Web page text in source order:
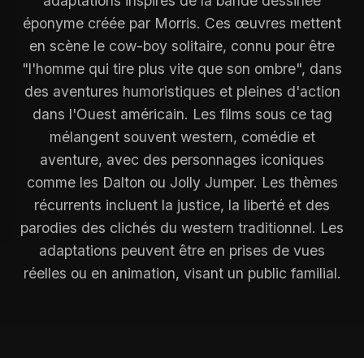
éponyme créée par Morris. Ces œuvres mettent
en scène le cow-boy solitaire, connu pour être
"l'homme qui tire plus vite que son ombre", dans
des aventures humoristiques et pleines d'action
dans l'Ouest américain. Les films sous ce tag
mélangent souvent western, comédie et
aventure, avec des personnages iconiques
comme les Dalton ou Jolly Jumper. Les thèmes
récurrents incluent la justice, la liberté et des
parodies des clichés du western traditionnel. Les
adaptations peuvent être en prises de vues
réelles ou en animation, visant un public familial.